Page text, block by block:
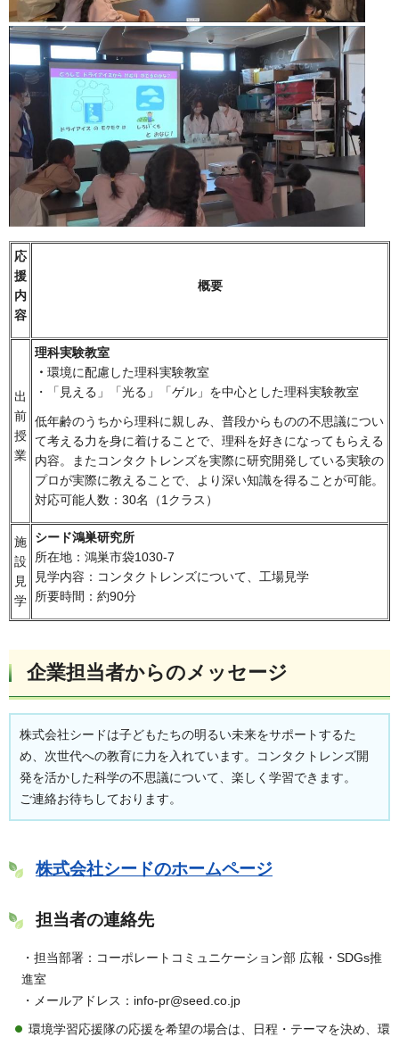
応
援
内
容
概要
出
前
授
業
理科実験教室
・ 環境に配慮した理科実験教室
・「見える」「光る」「ゲル」を中心とした理科実験教室
低年齢のうちから理科に親しみ、普段からものの不思議につい
て考える力を身に着けることで、理科を好きになってもらえる
内容。またコンタクトレンズを実際に研究開発している実験の
プロが実際に教えることで、より深い知識を得ることが可能。
対応可能人数：30名（1クラス）
施
設
見
学
シード鴻巣研究所
所在地：鴻巣市袋1030-7
見学内容：コンタクトレンズについて、工場見学
所要時間：約90分
企業担当者からのメッセージ
株式会社シードは子どもたちの明るい未来をサポートするた
め、次世代への教育に力を入れています。コンタクトレンズ開
発を活かした科学の不思議について、楽しく学習できます。
ご連絡お待ちしております。
株式会社シードのホームページ
担当者の連絡先
・担当部署：コーポレートコミュニケーション部 広報・SDGs推
進室
・メールアドレス：info-pr@seed.co.jp
環境学習応援隊の応援を希望の場合は、日程・テーマを決め、環